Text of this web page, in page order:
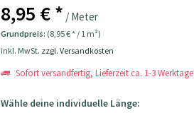
8,95 € * / Meter
Grundpreis: (8,95 € * / 1 m²)
inkl. MwSt. zzgl. Versandkosten
Sofort versandfertig, Lieferzeit ca. 1-3 Werktage
Wähle deine individuelle Länge: